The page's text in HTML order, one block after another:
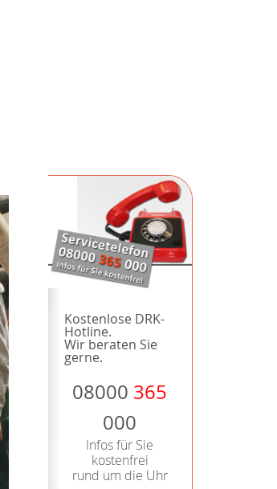
Kostenlose DRK-
Hotline.
Wir beraten Sie
gerne.
08000 365
000
Infos für Sie
kostenfrei
rund um die Uhr